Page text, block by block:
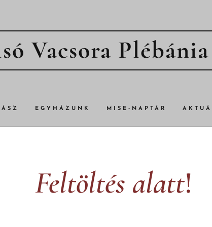
Vacsora
EGYHÁZUNK MISE-NAPTÁR
Feltöltés alatt!